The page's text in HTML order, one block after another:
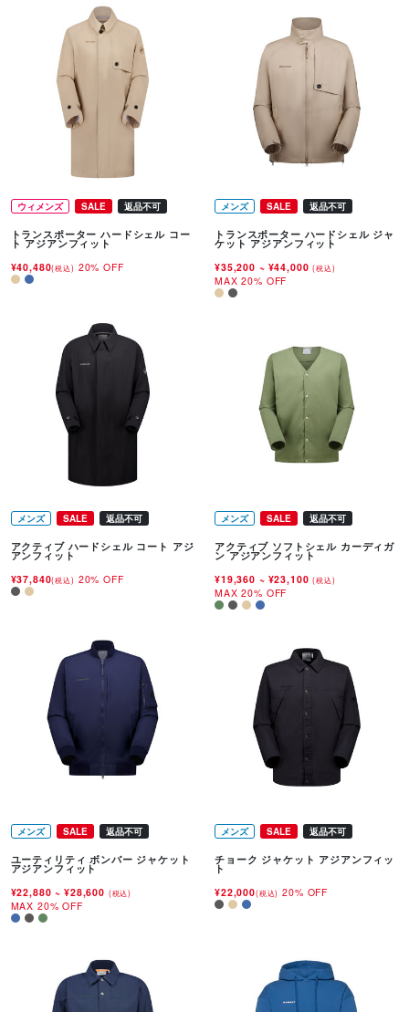
ウィメンズ SALE 返品不可
トランスポーター ハードシェル コー
ト アジアンフィット
¥40,480(税込) 20% OFF
メンズ SALE 返品不可
トランスポーター ハードシェル ジャ
ケット アジアンフィット
¥35,200 ~ ¥44,000(税込)
MAX 20% OFF
メンズ SALE 返品不可
アクティブ ハードシェル コート アジ
アンフィット
¥37,840(税込) 20% OFF
メンズ SALE 返品不可
アクティブ ソフトシェル カーディガ
ン アジアンフィット
¥19,360 ~ ¥23,100(税込)
MAX 20% OFF
メンズ SALE 返品不可
ユーティリティ ボンバー ジャケット
アジアンフィット
¥22,880~ ¥28,600 (税込)
MAX 20% OFF
メンズ SALE 返品不可
チョーク ジャケット アジアンフィッ
ト
¥22,000(税込) 20% OFF